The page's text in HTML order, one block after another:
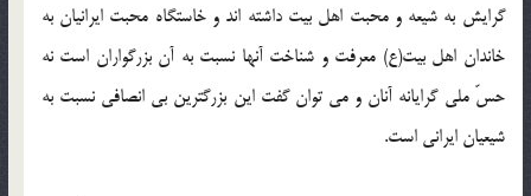
گرایش به شیعه و محبت اهل بیت داشته اند و خاستگاه محبت ایرانیان به
خاندان اهل بیت(ع) معرفت و شناخت آنها نسبت به آن بزرگواران است نه
حسّ ملی گرایانه آنان و می توان گفت این بزرگترین بی انصافی نسبت به
شیعیان ایرانی است.